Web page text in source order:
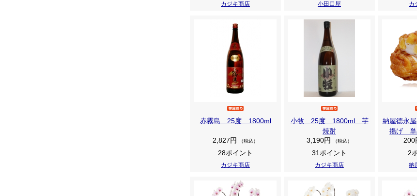
カジキ商店 小田口屋 カ
赤霧島 25度 1800ml
2,827円 （税込）
28ポイント
カジキ商店
小牧 25度 1800ml 芋
焼酎
3,190円
（税込）
31ポイント
カジキ商店
納屋徳永
揚げ 単
200
2
納